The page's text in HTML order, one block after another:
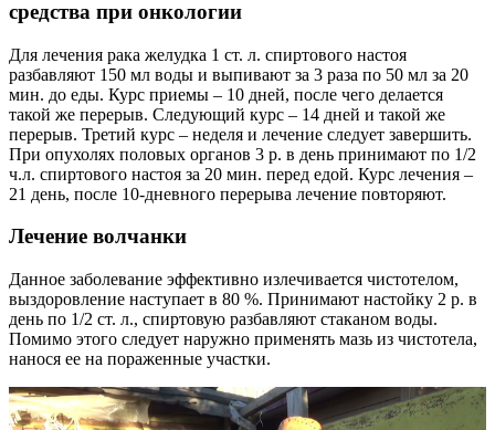
средства при онкологии
Для лечения рака желудка 1 ст. л. спиртового настоя
разбавляют 150 мл воды и выпивают за 3 раза по 50 мл за 20
мин. до еды. Курс приемы – 10 дней, после чего делается
такой же перерыв. Следующий курс – 14 дней и такой же
перерыв. Третий курс – неделя и лечение следует завершить.
При опухолях половых органов 3 р. в день принимают по 1/2
ч.л. спиртового настоя за 20 мин. перед едой. Курс лечения –
21 день, после 10-дневного перерыва лечение повторяют.
Лечение волчанки
Данное заболевание эффективно излечивается чистотелом,
выздоровление наступает в 80 %. Принимают настойку 2 р. в
день по 1/2 ст. л., спиртовую разбавляют стаканом воды.
Помимо этого следует наружно применять мазь из чистотела,
нанося ее на пораженные участки.